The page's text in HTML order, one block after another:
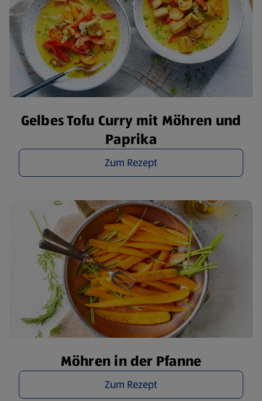
Gelbes Tofu Curry mit Möhren und
Paprika
Zum Rezept
Möhren in der Pfanne
Zum Rezept